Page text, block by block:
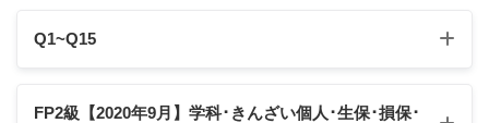
Q1~Q15
Q1 Q2 Q3 Q4 Q5
FP2級【2020年9月】学科･きんざい個人･生保･損保･